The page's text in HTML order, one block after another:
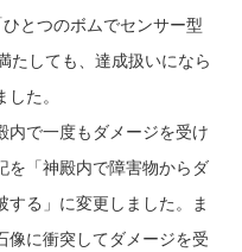
とつのボムでセンサー型
たしても、達成扱いになら
た。
内で一度もダメージを受け
を「神殿内で障害物からダ
する」に変更しました。ま
像に衝突してダメージを受